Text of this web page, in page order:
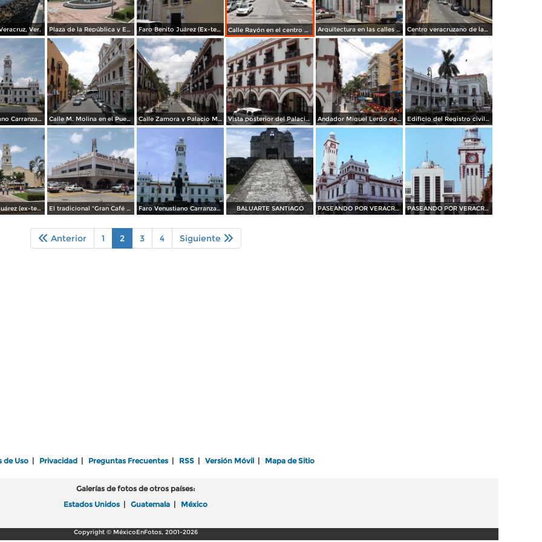
Ver. Plaza de la República y Edificio de la aduana. Julio/2012 Faro Benito Juárez (Ex-templo de San Francisco). Julio/2012 Calle Rayón en el centro de Veracruz. Julio/2012 Arquitectura en las calles Rayón y Gómez Farías. Julio/2012 Centro veracruzano de las artes y Av. Independencia. Julio/2012
Faro Venustiano Carranza en el Puerto de Veracruz. Julio/2012 Calle M. Molina en el Puerto de Veracruz. Julio/2012 Calle Zamora y Palacio Municipal de Veracruz. Julio/2012 Vista posterior del Palacio Municipal y la calle Zaragoza. Julio/2012 Andador Miguel Lerdo de Tejada en Veracruz. Julio/2012 Edificio del Registro civil y Hotel Colonial. Veracruz. Julio/2012
Faro Benito Juárez (ex-templo de San Francisco) y Plaza de la República. Julio/2012 El tradicional "Gran Café de la Parroquia". Julio/2012 Faro Venustiano Carranza (Museo Naval). Julio/2012 BALUARTE SANTIAGO PASEANDO POR VERACRUZ PASEANDO POR VERACRUZ
Anterior 1 2 3 4 Siguiente
de Uso Privacidad Preguntas Frecuentes RSS Versión Móvil Mapa de Sitio
Galerías de fotos de otros países:
Estados Unidos
Guatemala México
Copyright © MéxicoEnFotos, 2001-2026